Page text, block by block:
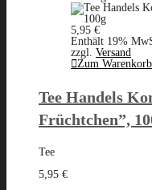
5,95 €
Enthält 19%
zzgl. Versand
Zum
Tee Handels
Früchtchen”,
Tee
5,95 €